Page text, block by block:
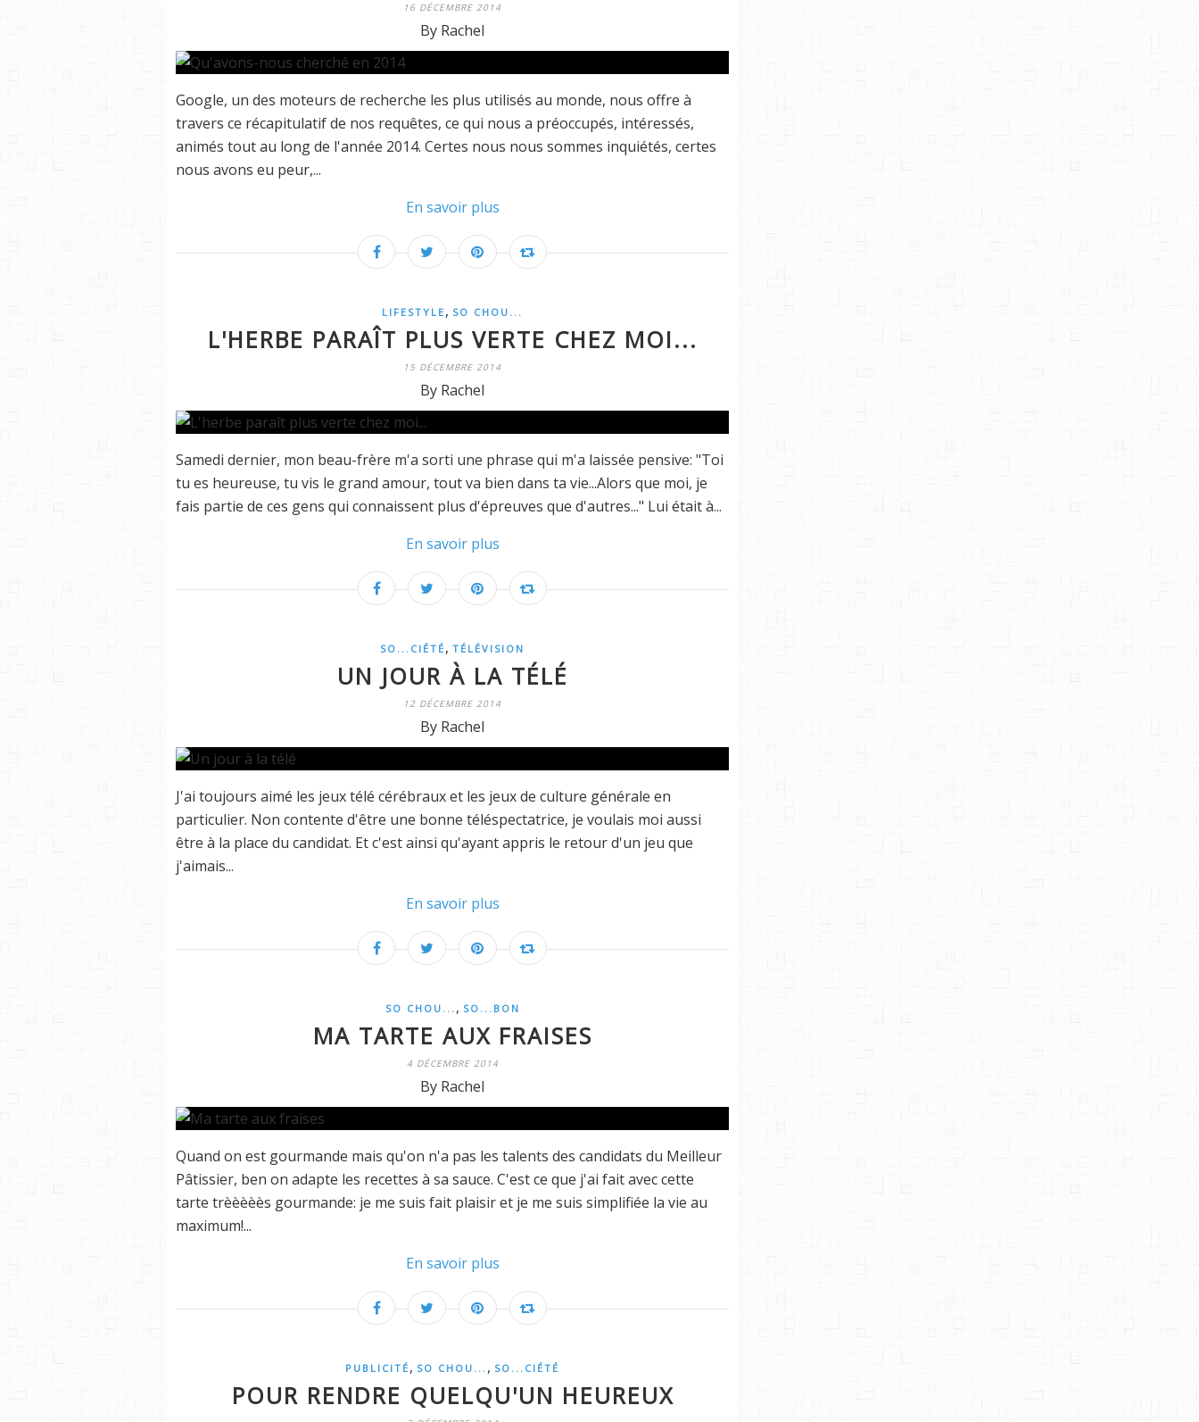
16 DÉCEMBRE 2014
By Rachel
Google, un des moteurs de recherche les plus utilisés au monde, nous offre à
travers ce récapitulatif de nos requêtes, ce qui nous a préoccupés, intéressés,
animés tout au long de l'année 2014. Certes nous nous sommes inquiétés, certes
nous avons eu peur,...
En savoir plus
LIFESTYLE , SO CHOU...
L'HERBE PARAÎT PLUS VERTE CHEZ MOI...
15 DÉCEMBRE 2014
By Rachel
Samedi dernier, mon beau-frère m'a sorti une phrase qui m'a laissée pensive: "Toi
tu es heureuse, tu vis le grand amour, tout va bien dans ta vie...Alors que moi, je
fais partie de ces gens qui connaissent plus d'épreuves que d'autres..." Lui était à...
En savoir plus
SO...CIÉTÉ , TÉLÉVISION
UN JOUR À LA TÉLÉ
12 DÉCEMBRE 2014
By Rachel
J'ai toujours aimé les jeux télé cérébraux et les jeux de culture générale en
particulier. Non contente d'être une bonne téléspectatrice, je voulais moi aussi
être à la place du candidat. Et c'est ainsi qu'ayant appris le retour d'un jeu que
j'aimais...
En savoir plus
SO CHOU... , SO...BON
MA TARTE AUX FRAISES
4 DÉCEMBRE 2014
By Rachel
Quand on est gourmande mais qu'on n'a pas les talents des candidats du Meilleur
Pâtissier, ben on adapte les recettes à sa sauce. C'est ce que j'ai fait avec cette
tarte trèèèèès gourmande: je me suis fait plaisir et je me suis simplifiée la vie au
maximum!...
En savoir plus
PUBLICITÉ , SO CHOU... , SO...CIÉTÉ
POUR RENDRE QUELQU'UN HEUREUX